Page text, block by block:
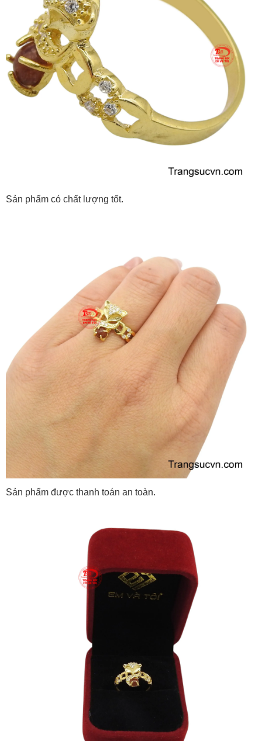
Sản phẩm có chất lượng tốt.
Sản phẩm được thanh toán an toàn.